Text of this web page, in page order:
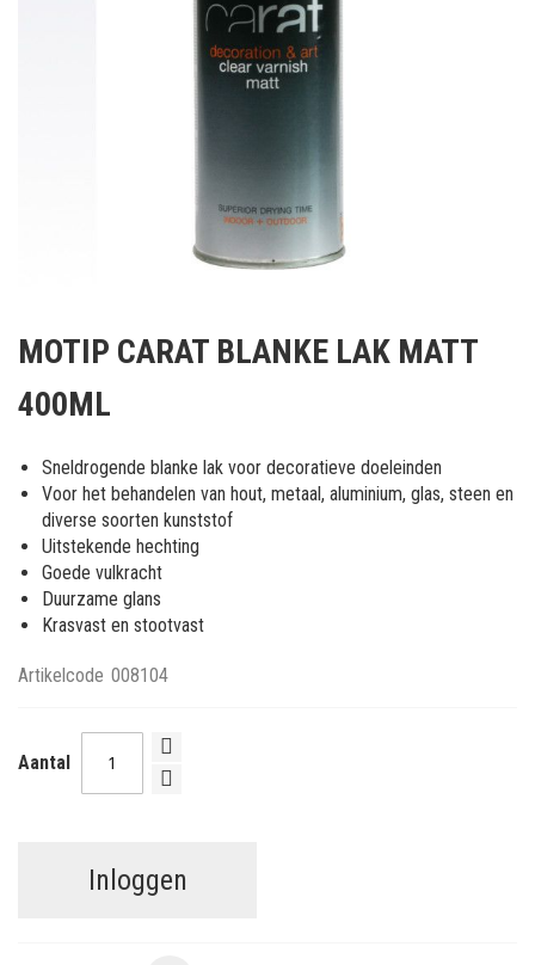
het
van
afbeeldingen-
gallerij
MOTIP CARAT BLANKE LAK MATT
400ML
Sneldrogende blanke lak voor decoratieve doeleinden
Voor het behandelen van hout, metaal, aluminium, glas, steen en
diverse soorten kunststof
Uitstekende hechting
Goede vulkracht
Duurzame glans
Krasvast en stootvast
Artikelcode 008104
Aantal
Inloggen